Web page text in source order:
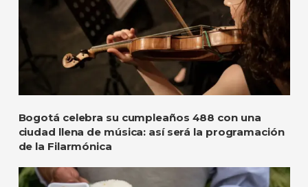
Bogotá celebra su cumpleaños 488 con una
ciudad llena de música: así será la programación
de la Filarmónica